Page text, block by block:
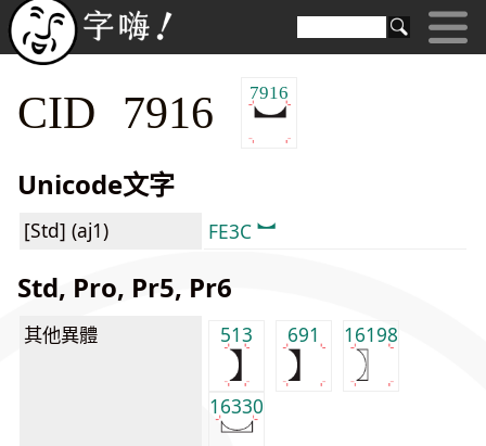
CID 7916 7916
Unicode文字
[Std] (aj1) FE3C ︼
Std, Pro, Pr5, Pr6
其他異體 513 691 16198
16330